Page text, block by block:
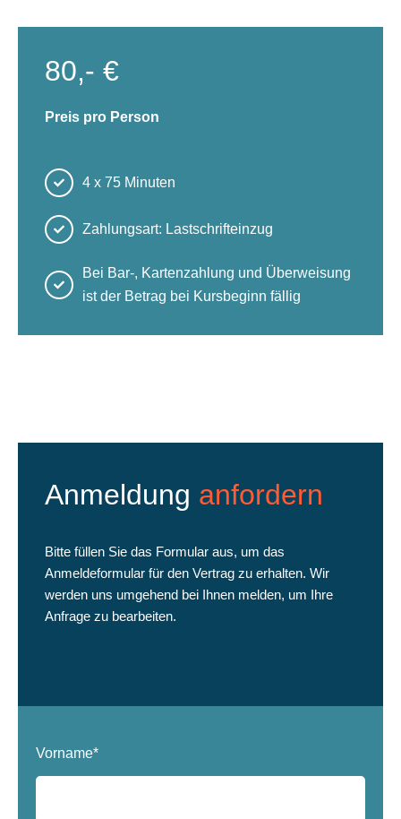
80,- €
Preis pro Person
4 x 75 Minuten
Zahlungsart: Lastschrifteinzug
Bei Bar-, Kartenzahlung und Überweisung
ist der Betrag bei Kursbeginn fällig
Anmeldung anfordern
Bitte füllen Sie das Formular aus, um das
Anmeldeformular für den Vertrag zu erhalten. Wir
werden uns umgehend bei Ihnen melden, um Ihre
Anfrage zu bearbeiten.
Vorname*